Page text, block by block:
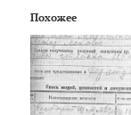
Похожее